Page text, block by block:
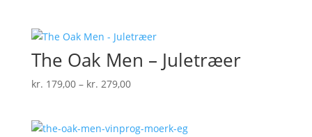
The Oak Men – Juletræer
kr. 179,00 – kr. 279,00Prisinterval:
kr. 279,00